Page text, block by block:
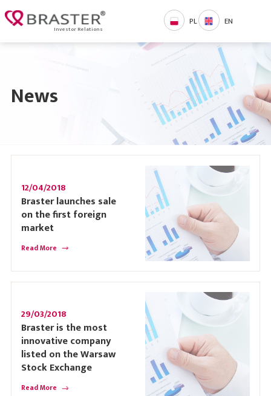
Investor Relations
PL EN
News
12/04/2018
Braster launches sale
on the first foreign
market
Read More
29/03/2018
Braster is the most
innovative company
listed on the Warsaw
Stock Exchange
Read More